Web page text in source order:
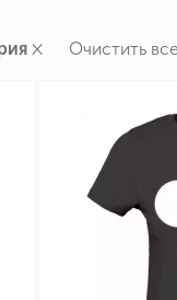
× Очистить